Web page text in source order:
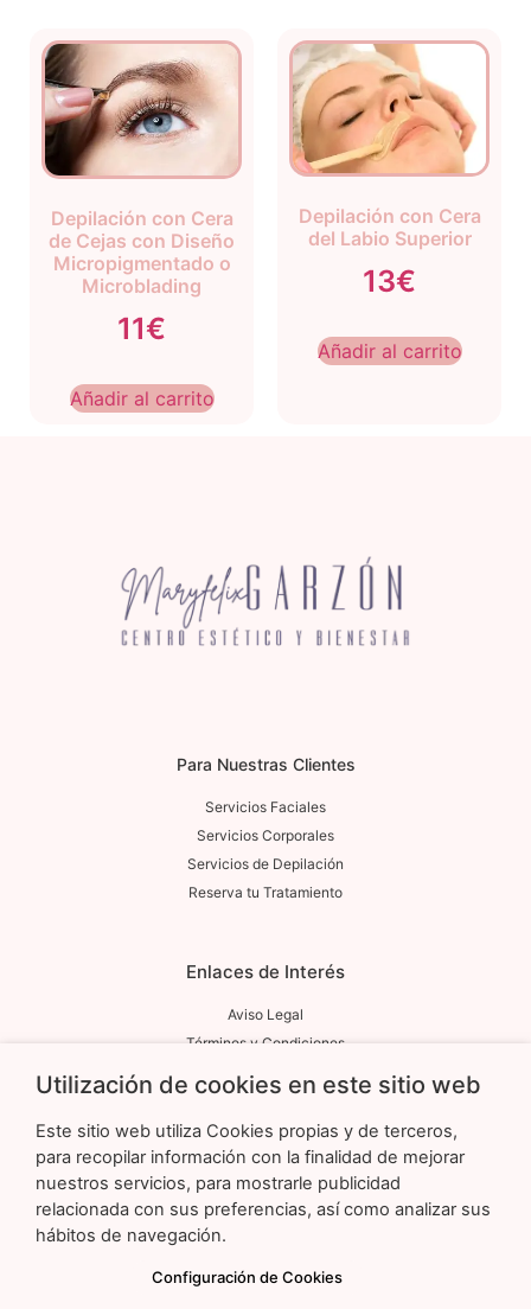
Depilación con Cera
de Cejas con Diseño
Micropigmentado o
Microblading
11€
Añadir al carrito
Depilación con Cera
del Labio Superior
13€
Añadir al carrito
Para Nuestras Clientes
Servicios Faciales
Servicios Corporales
Servicios de Depilación
Reserva tu Tratamiento
Enlaces de Interés
Aviso Legal
Términos y Condiciones
Política de Privacidad
Política de Cookies
Contacto
Calle Duque de Sesto, 50. Local 3 Madrid 28009
692 43 55 07
Utilización de cookies en este sitio web
Este sitio web utiliza Cookies propias y de terceros,
para recopilar información con la finalidad de mejorar
nuestros servicios, para mostrarle publicidad
relacionada con sus preferencias, así como analizar sus
hábitos de navegación.
Configuración de Cookies